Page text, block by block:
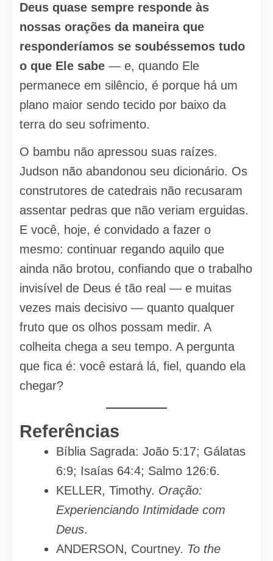
Deus quase sempre responde às
nossas orações da maneira que
responderíamos se soubéssemos tudo
o que Ele sabe — e, quando Ele
permanece em silêncio, é porque há um
plano maior sendo tecido por baixo da
terra do seu sofrimento.
O bambu não apressou suas raízes.
Judson não abandonou seu dicionário. Os
construtores de catedrais não recusaram
assentar pedras que não veriam erguidas.
E você, hoje, é convidado a fazer o
mesmo: continuar regando aquilo que
ainda não brotou, confiando que o trabalho
invisível de Deus é tão real — e muitas
vezes mais decisivo — quanto qualquer
fruto que os olhos possam medir. A
colheita chega a seu tempo. A pergunta
que fica é: você estará lá, fiel, quando ela
chegar?
Referências
Bíblia Sagrada: João 5:17; Gálatas
6:9; Isaías 64:4; Salmo 126:6.
KELLER, Timothy. Oração:
Experienciando Intimidade com
Deus.
ANDERSON, Courtney. To the